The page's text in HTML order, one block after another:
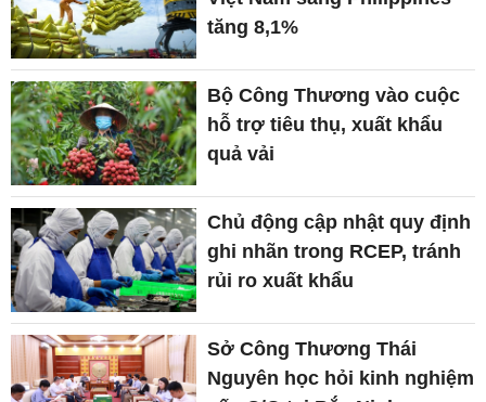
tăng 8,1%
Bộ Công Thương vào cuộc
hỗ trợ tiêu thụ, xuất khẩu
quả vải
Chủ động cập nhật quy định
ghi nhãn trong RCEP, tránh
rủi ro xuất khẩu
Sở Công Thương Thái
Nguyên học hỏi kinh nghiệm